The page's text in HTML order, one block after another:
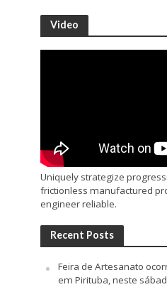
Video
Uniquely strategize
frictionless manufactured
engineer reliable.
Recent Posts
Feira de Artesanato
em Pirituba, neste